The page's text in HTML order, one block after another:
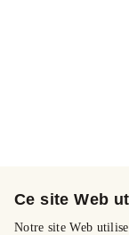
Ce site Web
Notre site Web